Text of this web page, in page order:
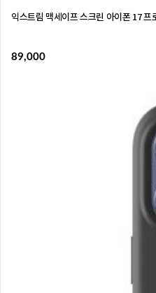
익스트림 맥세이프 스크린 아이폰 17 프
89,000